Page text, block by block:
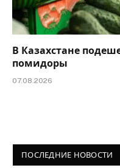
В Казахстане
помидоры
07.08.2026
ПОСЛЕДНИЕ НОВОСТИ